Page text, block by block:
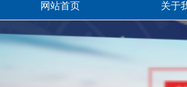
网站首页 关于